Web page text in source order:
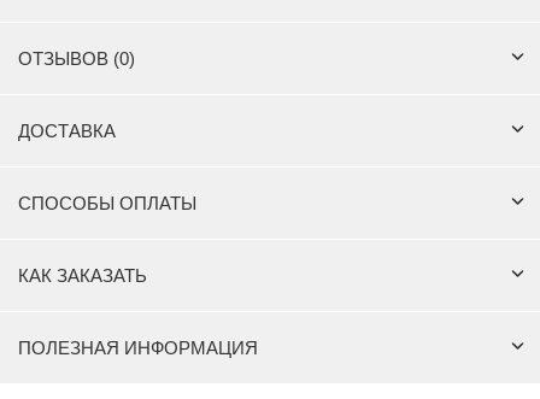
ОТЗЫВОВ (0)
ДОСТАВКА
СПОСОБЫ ОПЛАТЫ
КАК ЗАКАЗАТЬ
ПОЛЕЗНАЯ ИНФОРМАЦИЯ